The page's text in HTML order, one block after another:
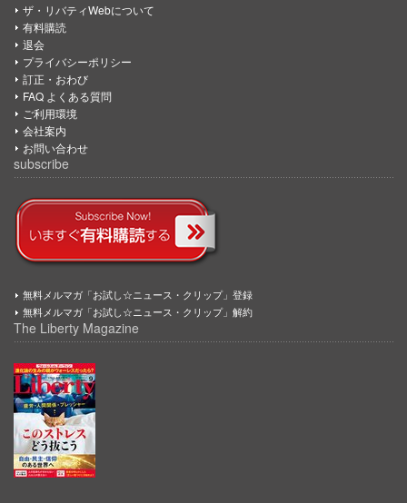
ザ・リバティWebについて
有料購読
退会
プライバシーポリシー
訂正・おわび
FAQ よくある質問
ご利用環境
会社案内
お問い合わせ
subscribe
無料メルマガ「お試し☆ニュース・クリップ」登録
無料メルマガ「お試し☆ニュース・クリップ」解約
The Liberty Magazine